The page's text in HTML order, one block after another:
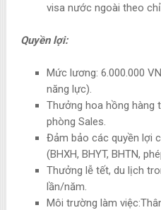
visa nước ngoài theo
Quyền lợi:
Mức lương: 6.000.000
năng lực).
Thưởng hoa hồng hàng
phòng Sales.
Đảm bảo các quyền lợi
(BHXH, BHYT, BHTN,
Thưởng lễ tết, du lịch
lần/năm.
Môi trường làm